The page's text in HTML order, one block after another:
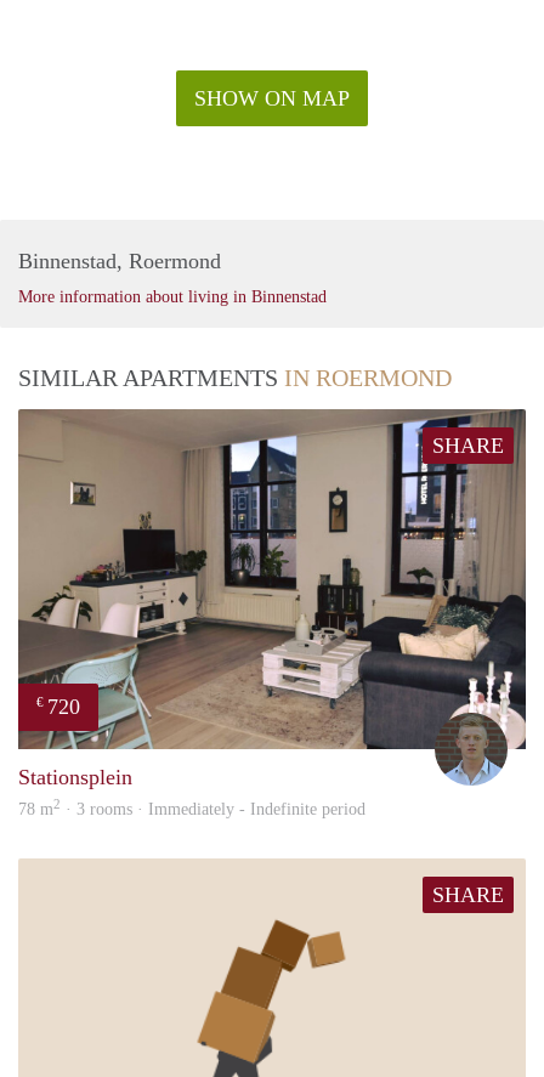
SHOW ON MAP
Binnenstad, Roermond
More information about living in Binnenstad
SIMILAR APARTMENTS IN ROERMOND
SHARE
€ 720
Tom
Stationsplein
78 m2 · 3 rooms · Immediately - Indefinite period
SHARE